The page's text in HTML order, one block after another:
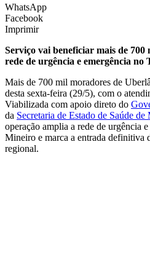
WhatsApp
Facebook
Imprimir
Serviço vai beneficiar mais de
rede de urgência e emergência
Mais de 700 mil moradores de
desta sexta-feira (29/5), com o
Viabilizada com apoio direto do
da Secretaria de Estado de Saúde
operação amplia a rede de urgência
Mineiro e marca a entrada definitiva
regional.